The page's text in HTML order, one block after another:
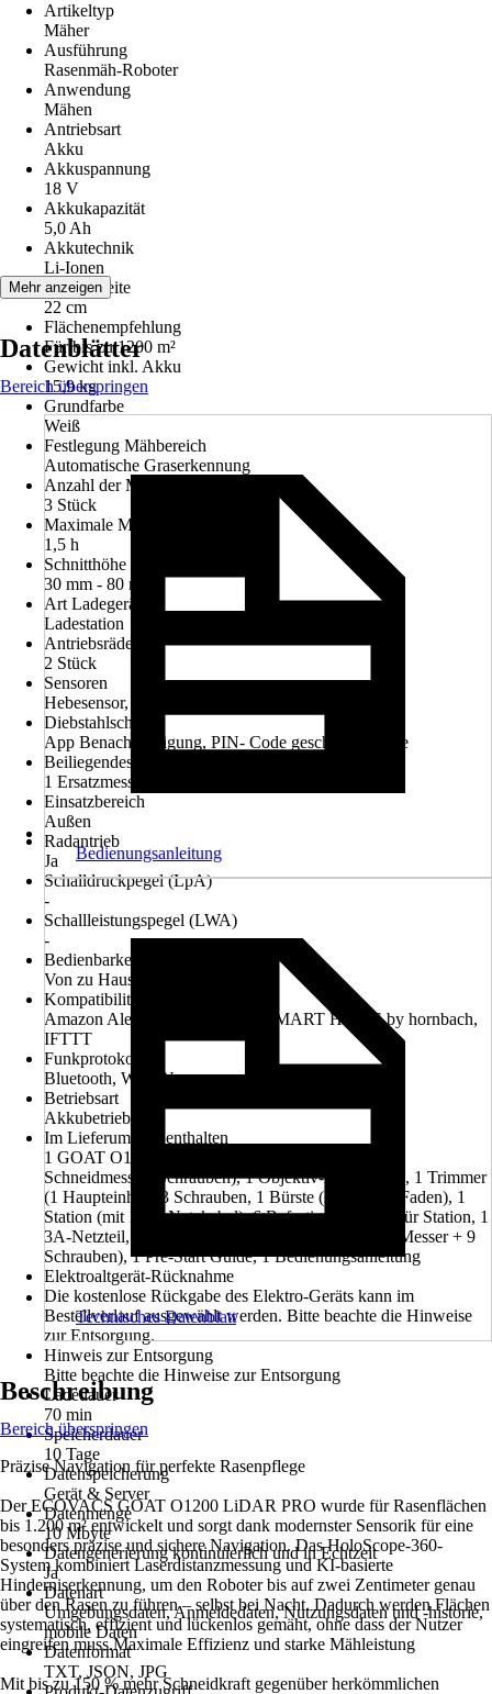
Artikeltyp
Mäher
Ausführung
Rasenmäh-Roboter
Anwendung
Mähen
Antriebsart
Akku
Akkuspannung
18 V
Akkukapazität
5,0 Ah
Akkutechnik
Li-Ionen
Schnittbreite
22 cm
Flächenempfehlung
Für bis zu 1200 m²
Gewicht inkl. Akku
15,9 kg
Grundfarbe
Weiß
Festlegung Mähbereich
Automatische Graserkennung
Anzahl der Messer
3 Stück
Maximale Mähzeit
1,5 h
Schnitthöhe min - max
30 mm - 80 mm
Art Ladegerät
Ladestation
Antriebsräder
2 Stück
Sensoren
Hebesensor, Kollisionssensor, Regensensor
Diebstahlschutz
App Benachrichtigung, PIN- Code geschützt, Sirene
Beiliegendes Zubehör
1 Ersatzmesser Set (9 Messer + 9 Schrauben)
Einsatzbereich
Außen
Radantrieb
Ja
Schalldruckpegel (LpA)
-
Schallleistungspegel (LWA)
-
Bedienbarkeit über App
Von zu Hause und unterwegs
Kompatibilität
Amazon Alexa, Google Home, SMART HOME by hornbach,
IFTTT
Funkprotokoll
Bluetooth, WLAN
Betriebsart
Akkubetrieb
Im Lieferumfang enthalten
1 GOAT O1200 LiDAR PRO (inklusive 3
Schneidmesser+Schrauben), 1 Objektiv-Abdeckung, 1 Trimmer
(1 Haupteinheit, 3 Schrauben, 1 Bürste (2-teilig), 1 Faden), 1
Station (mit 10 m Netzkabel), 6 Befestigungsanker für Station, 1
3A-Netzteil, 1 Stiftschlüssel, 1 Ersatzmesser Set (9 Messer + 9
Schrauben), 1 Pre-Start Guide, 1 Bedienungsanleitung
Elektroaltgerät-Rücknahme
Die kostenlose Rückgabe des Elektro-Geräts kann im
Bestellverlauf ausgewählt werden. Bitte beachte die Hinweise
zur Entsorgung.
Hinweis zur Entsorgung
Bitte beachte die Hinweise zur Entsorgung
Ladedauer
70 min
Speicherdauer
10 Tage
Datenspeicherung
Gerät & Server
Datenmenge
10 Mbyte
Datengenerierung kontinuierlich und in Echtzeit
Ja
Datenart
Umgebungsdaten, Anmeldedaten, Nutzungsdaten und -historie,
mobile Daten
Datenformat
TXT, JSON, JPG
Mehr anzeigen
Datenblätter
Bereich überspringen
Bedienungsanleitung
Technisches Datenblatt
Beschreibung
Bereich überspringen
Präzise Navigation für perfekte Rasenpflege
Der ECOVACS GOAT O1200 LiDAR PRO wurde für Rasenflächen
bis 1.200 m² entwickelt und sorgt dank modernster Sensorik für eine
besonders präzise und sichere Navigation. Das HoloScope-360-
System kombiniert Laserdistanzmessung und KI-basierte
Hinderniserkennung, um den Roboter bis auf zwei Zentimeter genau
über den Rasen zu führen – selbst bei Nacht. Dadurch werden Flächen
systematisch, effizient und lückenlos gemäht, ohne dass der Nutzer
eingreifen muss.Maximale Effizienz und starke Mähleistung
Mit bis zu 150 % mehr Schneidkraft gegenüber herkömmlichen